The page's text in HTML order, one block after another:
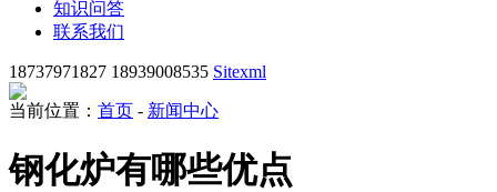
知识问答
联系我们
18737971827 18939008535 Sitexml
当前位置： 首页 - 新闻中心
钢化炉有哪些优点